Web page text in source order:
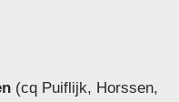
(cq Puiflijk, Horssen,